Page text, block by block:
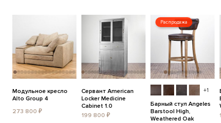
Модульное кресло
Alto Group 4
273 800 ₽
Сервант American
Locker Medicine
Cabinet 1.0
199 800 ₽
Распродажа
+1
Барный стул Angeles
Barstool High,
Weathered Oak